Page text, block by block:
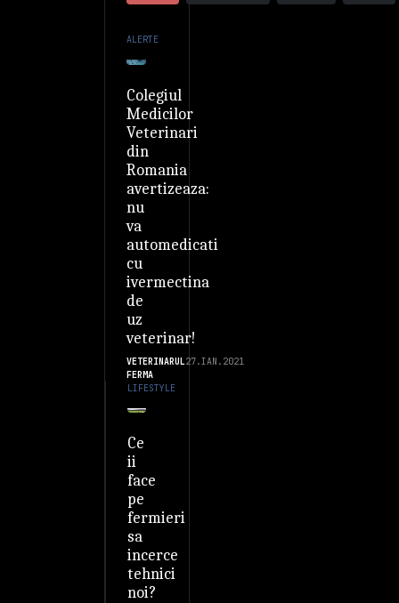
ALERTE
Colegiul
Medicilor
Veterinari
din
Romania
avertizeaza:
nu
va
automedicati
cu
ivermectina
de
uz
veterinar!
VETERINARUL
FERMA
27.IAN.2021
LIFESTYLE
Ce
ii
face
pe
fermieri
sa
incerce
tehnici
noi?